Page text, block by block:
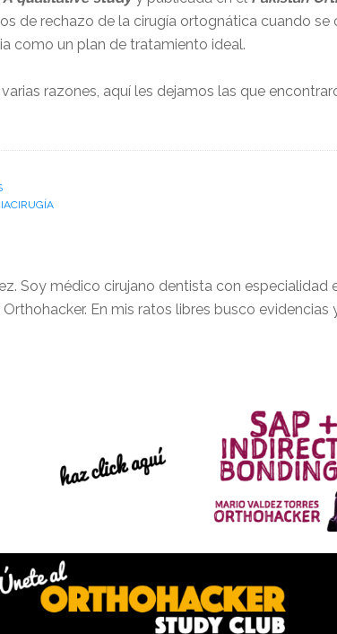
de rechazo de la cirugía ortognática cuando se
como un plan de tratamiento ideal.
razones, aquí les dejamos las que
Soy médico cirujano dentista con especialidad
En mis ratos libres busco